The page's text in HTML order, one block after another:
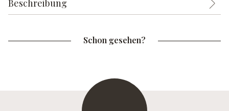
Beschreibung
Schon gesehen?